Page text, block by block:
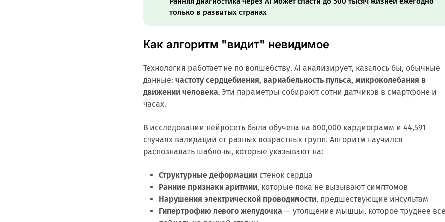
только в развитых странах
Как алгоритм "видит" невидимое
Технология работает не по волшебству. AI анализирует, казалось бы, обычные
данные:частоту сердцебиения, вариабельность пульса, микроколебания в
движении человека. Эти параметры собирают сотни датчиков в смартфоне и
часах.
В исследовании нейросеть была обучена на 600,000 кардиограмм и 44,591
случаях валидации от разных возрастных групп. Алгоритм научился
распознавать шаблоны, которые указывают на:
Структурные деформации стенок сердца
Ранние признаки аритмии, которые пока не вызывают симптомов
Нарушения электрической проводимости, предшествующие инсультам
Гипертрофию левого желудочка — утолщение мышцы, которое труднее